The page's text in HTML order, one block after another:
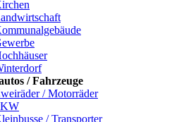
/ Fahrzeuge
/ Motorräder
/ Transporter